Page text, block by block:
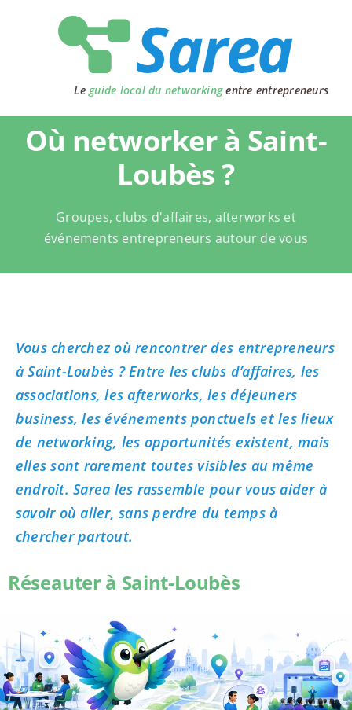
Le guide local du networkingentre entrepreneurs
Où networker à Saint-
Loubès ?
Groupes, clubs d'affaires, afterworks et
événements entrepreneurs autour de vous
Vous cherchez où rencontrer des entrepreneurs
à Saint-Loubès ? Entre les clubs d’affaires, les
associations, les afterworks, les déjeuners
business, les événements ponctuels et les lieux
de networking, les opportunités existent, mais
elles sont rarement toutes visibles au même
endroit. Sarea les rassemble pour vous aider à
savoir où aller, sans perdre du temps à
chercher partout.
Réseauter à Saint-Loubès